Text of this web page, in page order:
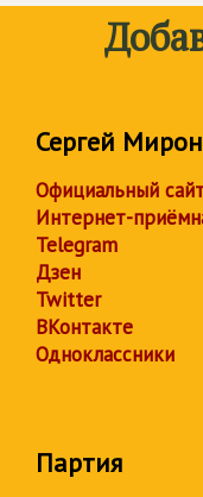
Сергей
Официальный
Интернет-
Telegram
Дзен
Twitter
ВКонтакте
Одноклассники
Партия